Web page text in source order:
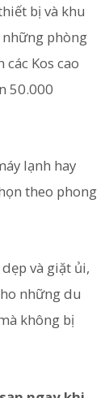
bị và khu
phòng
Kos cao
50.000
lạnh hay
theo phong
và giặt ủi,
những du
không bị